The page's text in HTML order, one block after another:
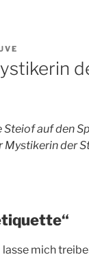
Steiof auf den
der
mich